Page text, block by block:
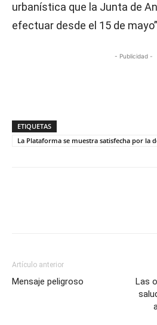
urbanística que la Junta de
efectuar desde el 15 de
- Publicidad -
ETIQUETAS
La Plataforma se muestra satisfecha por la
Artículo anterior
Mensaje peligroso
Las